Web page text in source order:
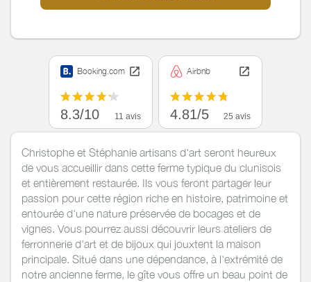
Booking.com
8.3/10 11 avis
Airbnb
4.81/5 25 avis
Christophe et Stéphanie artisans d'art seront heureux
de vous accueillir dans cette ferme typique du clunisois
et entièrement restaurée. Ils vous feront partager leur
passion pour cette région riche en histoire, patrimoine et
entourée d'une nature préservée de bocages et de
vignes. Vous pourrez aussi découvrir leurs ateliers de
ferronnerie d'art et de bijoux qui jouxtent la maison
principale. Situé dans une dépendance, à l'extrémité de
notre ancienne ferme, le gîte vous offre un beau point de